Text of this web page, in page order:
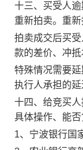
十三、买受人
重新拍卖。重
拍卖成交后买
款的差价、冲
特殊情况需要
执行人承担的延
十四、给竞买
具体操作、能否
1、宁波银行国